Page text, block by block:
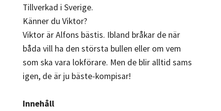
Tillverkad i Sverige.
Känner du Viktor?
Viktor är Alfons bästis. Ibland bråkar de när
båda vill ha den största bullen eller om vem
som ska vara lokförare. Men de blir alltid sams
igen, de är ju bäste-kompisar!
Innehåll